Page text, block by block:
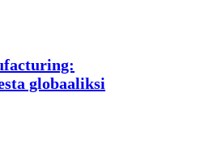
globaaliksi